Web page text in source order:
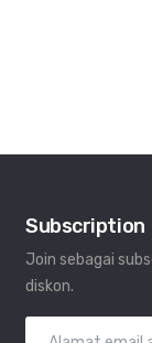
Subscription
Join sebagai
diskon.